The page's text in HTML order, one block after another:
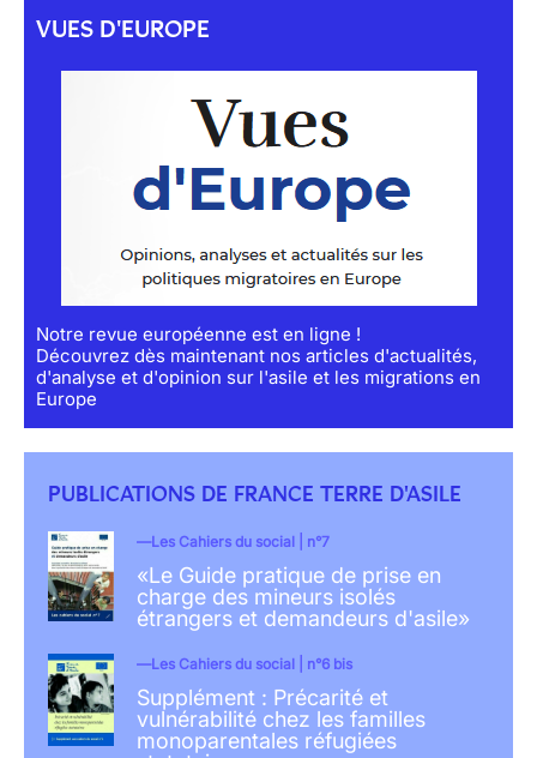
VUES D'EUROPE
Notre revue européenne est en ligne !
Découvrez dès maintenant nos articles d'actualités,
d'analyse et d'opinion sur l'asile et les migrations en
Europe
PUBLICATIONS DE FRANCE TERRE D'ASILE
Les Cahiers du social | n°7
«Le Guide pratique de prise en
charge des mineurs isolés
étrangers et demandeurs d'asile»
Les Cahiers du social | n°6 bis
Supplément : Précarité et
vulnérabilité chez les familles
monoparentales réfugiées